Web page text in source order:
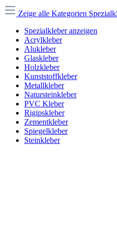
Zeige alle Kategorien
Spezialkleber anzeigen
Acrylkleber
Alukleber
Glaskleber
Holzkleber
Kunststoffkleber
Metallkleber
Natursteinkleber
PVC Kleber
Rigipskleber
Zementkleber
Spiegelkleber
Steinkleber